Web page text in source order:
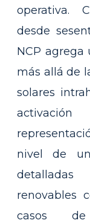
operativa.
desde
NCP agrega
más allá de
solares
nivel de
renovables
casos de